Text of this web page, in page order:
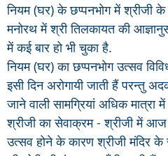
नियम (घर) के छप्पनभोग में श्रीजी
मनोरथ में श्री तिलकायत की
में कई बार हो भी चुका है.
नियम (घर) का छप्पनभोग उत्सव
इसी दिन अरोगायी जाती हैं परन्तु
जाने वाली सामग्रियां अधिक मात्रा में
श्रीजी का सेवाक्रम - श्रीजी में
उत्सव होने के कारण श्रीजी मंदिर के